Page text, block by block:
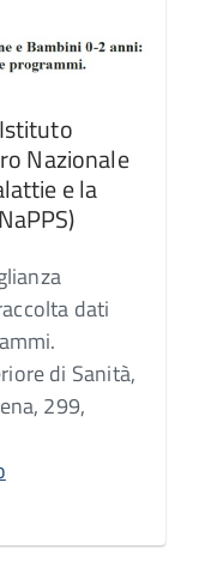
Nazionale
e la
dati
di Sanità,
299,